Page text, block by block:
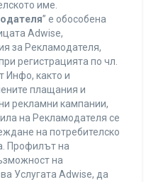
име.
” е обособена
Adwise,
за Рекламодателя,
регистрацията по чл.
Инфо, както и
плащания и
рекламни кампании,
на Рекламодателя се
на потребителско
Профилът на
на
Услугата Adwise, да